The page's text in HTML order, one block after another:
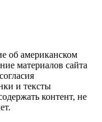
об американском
материалов cайта
и тексты
контент, не